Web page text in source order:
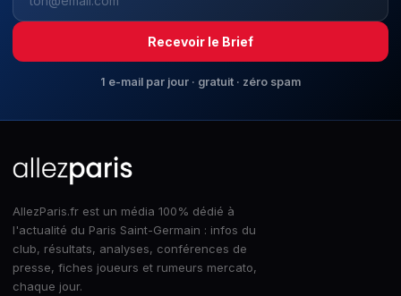
Recevoir le Brief
1 e-mail par jour · gratuit · zéro spam
AllezParis.fr est un média 100% dédié à
l'actualité du Paris Saint-Germain : infos du
club, résultats, analyses, conférences de
presse, fiches joueurs et rumeurs mercato,
chaque jour.